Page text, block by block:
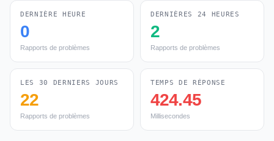
DERNIÈRE HEURE
0
Rapports de problèmes
DERNIÈRES 24 HEURES
2
Rapports de problèmes
LES 30 DERNIERS JOURS
22
Rapports de problèmes
TEMPS DE RÉPONSE
424.45
Millisecondes